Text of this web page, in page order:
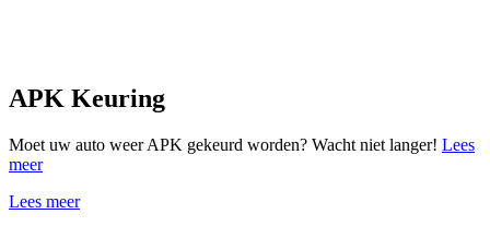
APK Keuring
Moet uw auto weer APK gekeurd worden? Wacht niet langer! Lees
meer
Lees meer